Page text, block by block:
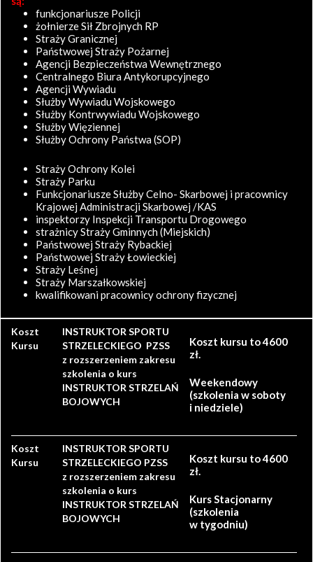
funkcjonariusze Policji
żołnierze Sił Zbrojnych RP
Straży Granicznej
Państwowej Straży Pożarnej
Agencji Bezpieczeństwa Wewnętrznego
Centralnego Biura Antykorupcyjnego
Agencji Wywiadu
Służby Wywiadu Wojskowego
Służby Kontrwywiadu Wojskowego
Służby Więziennej
Służby Ochrony Państwa (SOP)
Straży Ochrony Kolei
Straży Parku
Funkcjonariusze Służby Celno- Skarbowej i pracownicy
Krajowej Administracji Skarbowej /KAS
inspektorzy Inspekcji Transportu Drogowego
strażnicy Straży Gminnych (Miejskich)
Państwowej Straży Rybackiej
Państwowej Straży Łowieckiej
Straży Leśnej
Straży Marszałkowskiej
kwalifikowani pracownicy ochrony fizycznej
Koszt
Kursu
INSTRUKTOR SPORTU
STRZELECKIEGO PZSS
z rozszerzeniem zakresu
szkolenia o kurs
INSTRUKTOR STRZELAŃ
BOJOWYCH
Koszt kursu to 4600
zł.
Weekendowy
(szkolenia w soboty
i niedziele)
Koszt
Kursu
INSTRUKTOR SPORTU
STRZELECKIEGO PZSS
z rozszerzeniem zakresu
szkolenia o kurs
INSTRUKTOR STRZELAŃ
BOJOWYCH
Koszt kursu to 4600
zł.
Kurs Stacjonarny
(szkolenia
w tygodniu)